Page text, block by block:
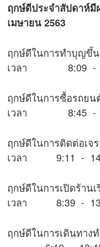
ฤกษ์ดีประจำสัปดาห์
เมษายน 2563
ฤกษ์ดีในการทำบุญขึ้
เวลา 8:09 -
ฤกษ์ดีในการซื้อรถยน
เวลา 8:45 -
ฤกษ์ดีในการติดต่อเจ
เวลา 9:11 -
ฤกษ์ดีในการเปิดร้าน
เวลา 8:39 -
ฤกษ์ดีในการเดินทา